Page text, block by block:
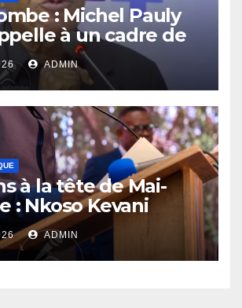
: Michel Pauly
à un cadre de
avant la tenue
inclusif
ADMIN
à la tête de Mai-
: Nkoso Kevani
bilan et fait de la
priorité
ADMIN